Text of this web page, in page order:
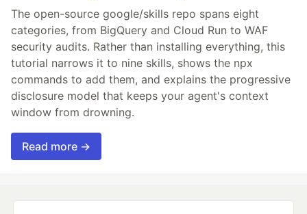
The open-source google/skills repo spans eight
categories, from BigQuery and Cloud Run to WAF
security audits. Rather than installing everything, this
tutorial narrows it to nine skills, shows the npx
commands to add them, and explains the progressive
disclosure model that keeps your agent's context
window from drowning.
Read more →